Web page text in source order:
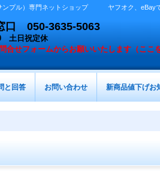
ンプル）専門ネットショップ ヤフオク、eBay
口 050-3635-5063
土日祝定休
合せフォームからお願いいたします（ここ
と回答 お問い合わせ 新商品値下げお